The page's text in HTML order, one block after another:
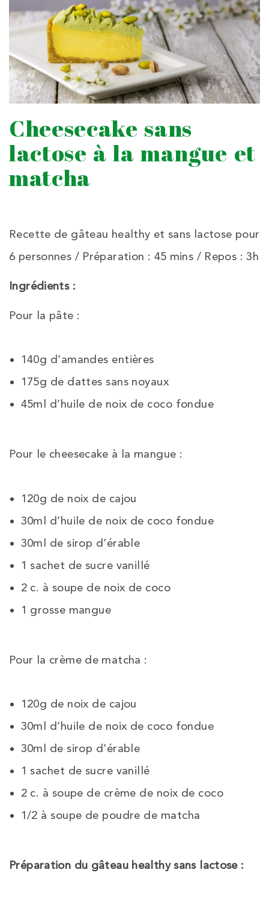
Cheesecake sans
lactose à la mangue et
matcha
Recette de gâteau healthy et sans lactose pour
6 personnes / Préparation : 45 mins / Repos : 3h
Ingrédients :
Pour la pâte :
140g d’amandes entières
175g de dattes sans noyaux
45ml d’huile de noix de coco fondue
Pour le cheesecake à la mangue :
120g de noix de cajou
30ml d’huile de noix de coco fondue
30ml de sirop d’érable
1 sachet de sucre vanillé
2 c. à soupe de noix de coco
1 grosse mangue
Pour la crème de matcha :
120g de noix de cajou
30ml d’huile de noix de coco fondue
30ml de sirop d’érable
1 sachet de sucre vanillé
2 c. à soupe de crème de noix de coco
1/2 à soupe de poudre de matcha
Préparation du gâteau healthy sans lactose :